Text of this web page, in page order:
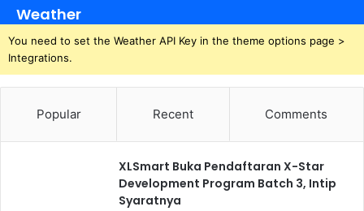
Weather
You need to set the Weather API Key in the theme options page >
Integrations.
Popular Recent Comments
XLSmart Buka Pendaftaran X-Star
Development Program Batch 3, Intip
Syaratnya